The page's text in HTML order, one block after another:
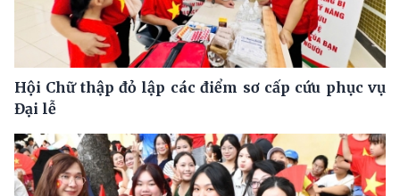
Hội Chữ thập đỏ lập các điểm sơ cấp cứu phục vụ
Đại lễ